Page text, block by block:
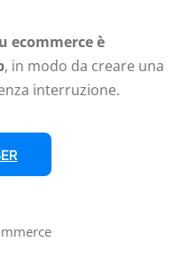
ecommerce è
, in modo da creare una
interruzione.